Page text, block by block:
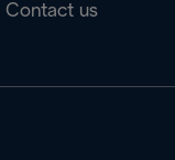
Contact us